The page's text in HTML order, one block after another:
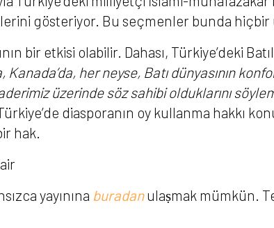
gösteriyor. Bu seçmenler bunda
bir etkisi olabilir. Dahası, Türkiye’deki
Kanada’da, her neyse, Batı dünyasının
üzerinde söz sahibi olduklarını
Türkiye’de diasporanın oy kullanma hakkı
hak.
yayınına buradan ulaṣmak mümkün.